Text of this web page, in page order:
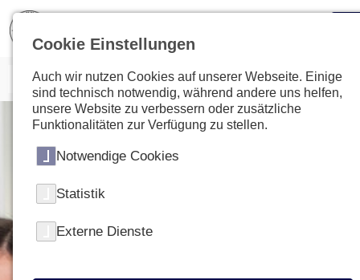
Cookie Einstellungen
Auch wir nutzen Cookies auf unserer Webseite. Einige
sind technisch notwendig, während andere uns helfen,
unsere Website zu verbessern oder zusätzliche
Funktionalitäten zur Verfügung zu stellen.
Notwendige Cookies
Statistik
Externe Dienste